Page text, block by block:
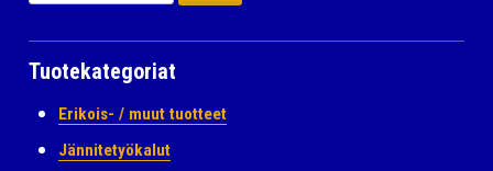
Tuotekategoriat
Erikois- / muut tuotteet
Jännitetyökalut